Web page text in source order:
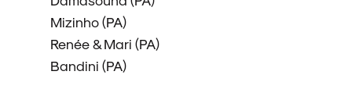
Mizinho (PA)
Renée & Mari (PA)
Bandini (PA)